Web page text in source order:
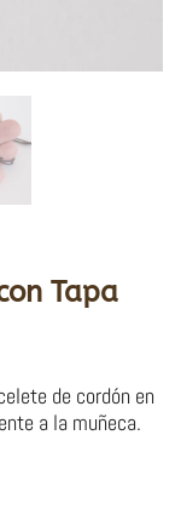
Tapa
de cordón en
a la muñeca.